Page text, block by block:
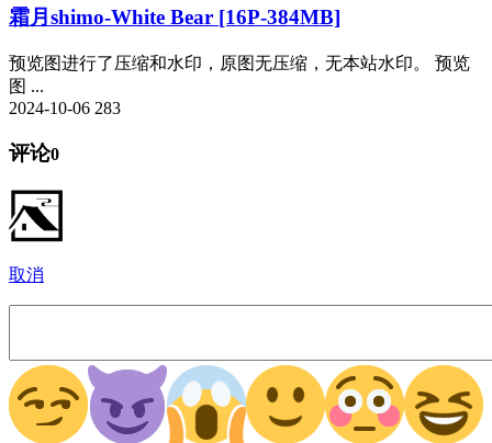
霜月shimo-White Bear [16P-384MB]
预览图进行了压缩和水印，原图无压缩，无本站水印。 预览
图 ...
2024-10-06 283
评论0
取消